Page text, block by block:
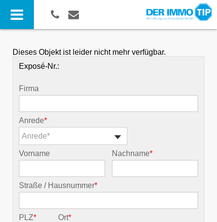
Dieses Objekt ist leider nicht mehr verfügbar.
Exposé-Nr.:
Firma
Anrede*
Anrede*
Vorname Nachname*
Straße / Hausnummer*
PLZ* Ort*